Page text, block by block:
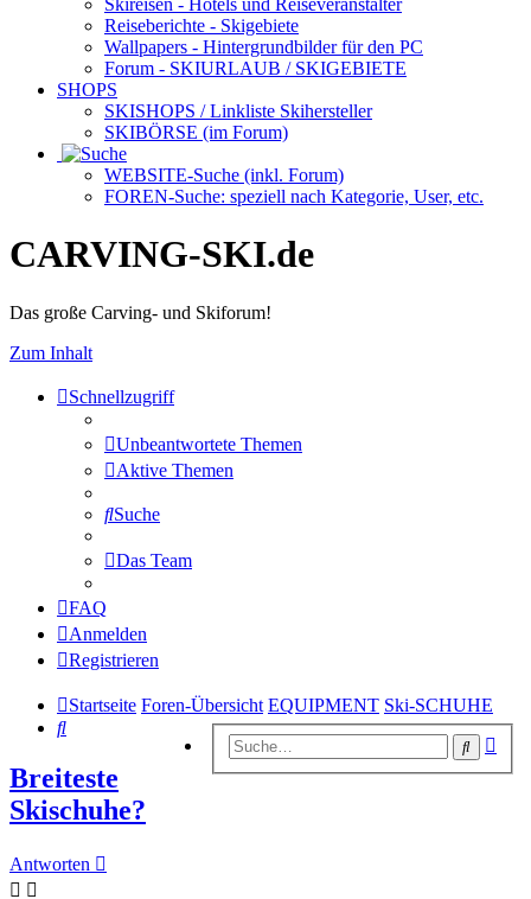
Skireisen - Hotels und Reiseveranstalter
Reiseberichte - Skigebiete
Wallpapers - Hintergrundbilder für den PC
Forum - SKIURLAUB / SKIGEBIETE
SHOPS
SKISHOPS / Linkliste Skihersteller
SKIBÖRSE (im Forum)
WEBSITE-Suche (inkl. Forum)
FOREN-Suche: speziell nach Kategorie, User, etc.
CARVING-SKI.de
Das große Carving- und Skiforum!
Zum Inhalt
Schnellzugriff
Unbeantwortete Themen
Aktive Themen
Suche
Das Team
FAQ
Anmelden
Registrieren
Startseite Foren-Übersicht EQUIPMENT Ski-SCHUHE
Suche
Suche
Breiteste
Skischuhe?
Antworten